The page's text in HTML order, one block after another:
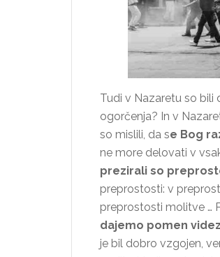
Tudi v Nazaretu so bili
ogorčenja? In v
so mislili, da se Bog
ne more delovati v
prezirali so
preprostosti: v
preprostosti molitve …
dajemo pomen
je bil dobro vzgojen,